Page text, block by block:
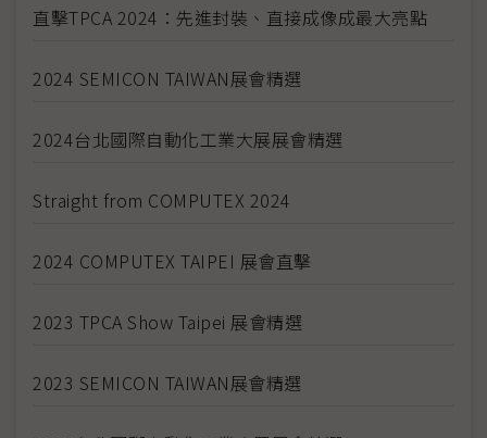
直擊TPCA 2024：先進封裝、直接成像成最大亮點
2024 SEMICON TAIWAN展會精選
2024台北國際自動化工業大展展會精選
Straight from COMPUTEX 2024
2024 COMPUTEX TAIPEI 展會直擊
2023 TPCA Show Taipei 展會精選
2023 SEMICON TAIWAN展會精選